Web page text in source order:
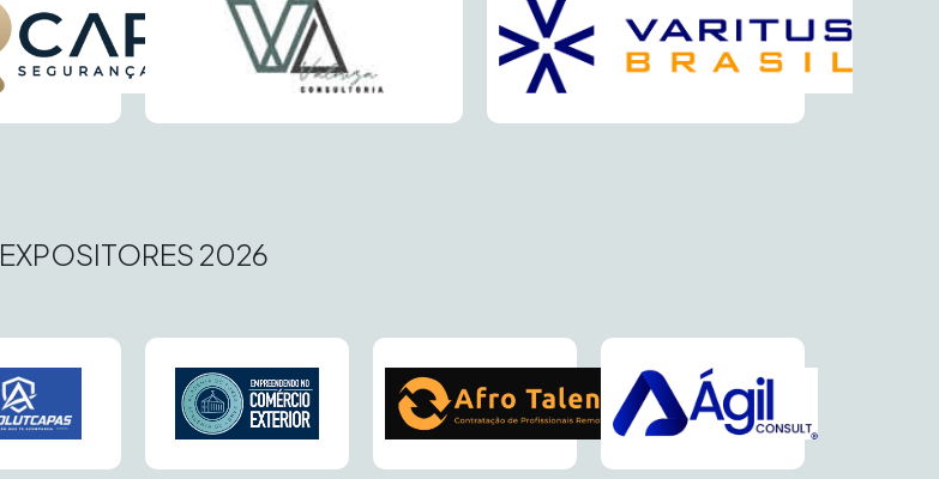
EXPOSITORES 2026